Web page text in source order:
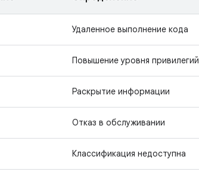
Удаленное выполнение кода
Повышение уровня привилегий
Раскрытие информации
Отказ в обслуживании
Классификация недоступна